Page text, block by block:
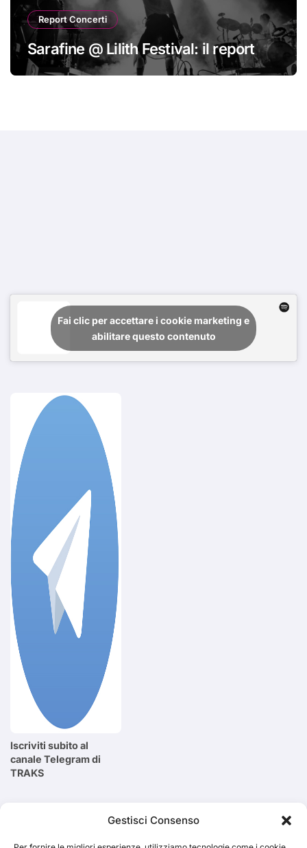
Gestisci Consenso
Report Concerti
Sarafine @ Lilith Festival: il report
Fai clic per accettare i cookie marketing e
abilitare questo contenuto
Iscriviti subito al
canale Telegram di
TRAKS